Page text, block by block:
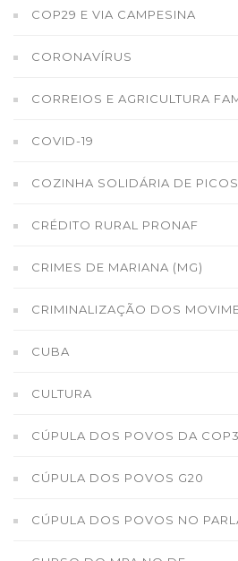
COP29 E VIA CAMPESINA
CORONAVÍRUS
CORREIOS E AGRICULTURA
COVID-19
COZINHA SOLIDÁRIA DE PICOS
CRÉDITO RURAL PRONAF
CRIMES DE MARIANA (MG)
CRIMINALIZAÇÃO DOS
CUBA
CULTURA
CÚPULA DOS POVOS DA
CÚPULA DOS POVOS G20
CÚPULA DOS POVOS NO